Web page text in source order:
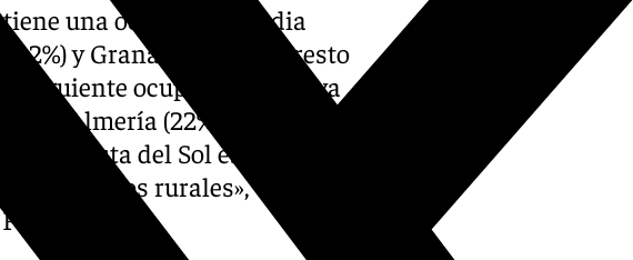
tiene una ocupación media
y Granada (40%). El resto
siguiente ocupación: Huelva
y Almería (22%). «Estos
la Costa del Sol es el destino
en entornos rurales»,
Zea